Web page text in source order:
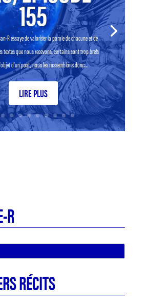
155
R essaye de valoriser la parole de chacune et de
textes que nous recevons, certains sont trop brefs
d’un post, nous les rassemblons donc...
LIRE PLUS
R
RÉCITS